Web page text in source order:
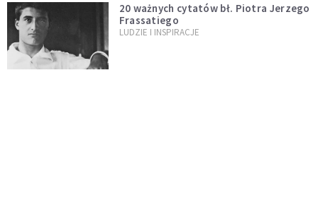
20 ważnych cytatów bł. Piotra Jerzego
Frassatiego
LUDZIE I INSPIRACJE